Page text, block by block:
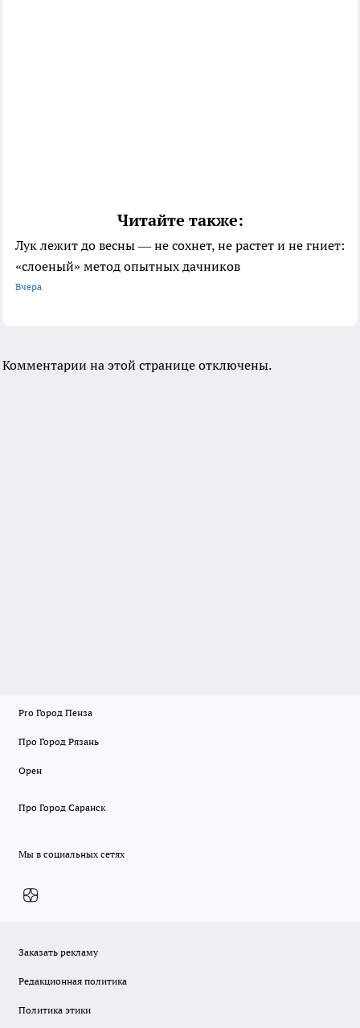
Читайте также:
Лук лежит до весны — не сохнет, не растет и не гниет:
«слоеный» метод опытных дачников
Вчера
Комментарии на этой странице отключены.
Pro Город Пенза
Про Город Рязань
Орен
Про Город Саранск
Мы в социальных сетях
Заказать рекламу
Редакционная политика
Политика этики